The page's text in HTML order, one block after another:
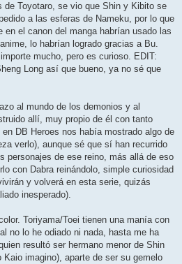
de Toyotaro, se vio que Shin y Kibito se
a las esferas de Nameku, por lo que
el canon del manga habrían usado las
lo habrían logrado gracias a Bu.
mucho, pero es curioso. EDIT:
Long así que bueno, ya no sé que
al mundo de los demonios y al
allí, muy propio de él con tanto
DB Heroes nos había mostrado algo de
verlo), aunque sé que sí han recurrido
personajes de ese reino, más allá de eso
con Dabra reinándolo, simple curiosidad
y volverá en esta serie, quizás
inesperado).
Toriyama/Toei tienen una manía con
no lo he odiado ni nada, hasta me ha
resultó ser hermano menor de Shin
imagino), aparte de ser su gemelo